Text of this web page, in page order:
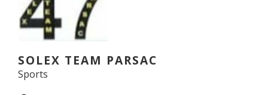
SOLEX TEAM PARSAC
Sports